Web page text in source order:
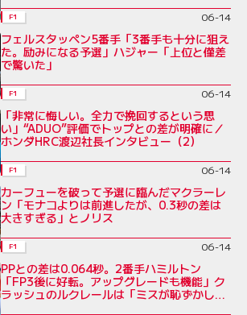
F1 06-14
フェルスタッペン5番手「3番手も十分に狙え
た。励みになる予選」ハジャー「上位と僅差
で驚いた」
F1 06-14
「非常に悔しい。全力で挽回するという思
い」“ADUO”評価でトップとの差が明確に／
ホンダHRC渡辺社長インタビュー（2）
F1 06-14
カーフューを破って予選に臨んだマクラーレ
ン「モナコよりは前進したが、0.3秒の差は
大きすぎる」とノリス
F1 06-14
PPとの差は0.064秒。2番手ハミルトン
「FP3後に好転。アップグレードも機能」ク
ラッシュのルクレールは「ミスが恥ずかし